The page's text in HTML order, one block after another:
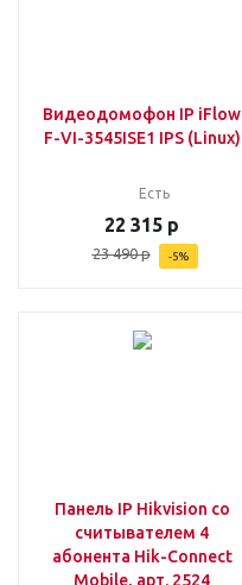
Видеодомофон IP iFlow
F-VI-3545ISE1 IPS (Linux)
Есть
22 315 р
23 490р -5%
Панель IP Hikvision со
считывателем 4
абонента Hik-Connect
Mobile, арт. 2524